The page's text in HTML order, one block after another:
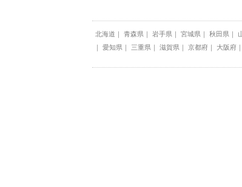
北海道 青森県 岩手県 宮城県 秋田県
愛知県
三重県 滋賀県 京都府 大阪府